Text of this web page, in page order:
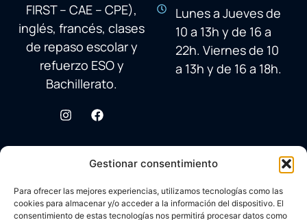
Gestionar consentimiento
Para ofrecer las mejores experiencias, utilizamos tecnologías como las
cookies para almacenar y/o acceder a la información del dispositivo. El
consentimiento de estas tecnologías nos permitirá procesar datos como
FIRST – CAE – CPE),
inglés, francés, clases
de repaso escolar y
refuerzo ESO y
Bachillerato.
Lunes a Jueves de
10 a 13h y de 16 a
22h. Viernes de 10
a 13h y de 16 a 18h.